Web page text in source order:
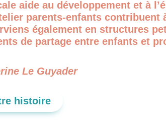
aide au développement et à
parents-enfants contribuent
également en structures
de partage entre enfants et
Le Guyader
histoire